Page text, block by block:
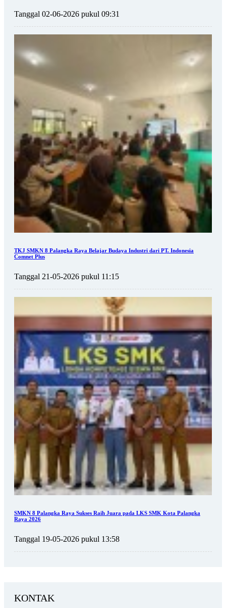
Tanggal 02-06-2026 pukul 09:31
TKJ SMKN 8 Palangka Raya Belajar Budaya Industri dari PT. Indonesia
Comnet Plus
Tanggal 21-05-2026 pukul 11:15
SMKN 8 Palangka Raya Sukses Raih Juara pada LKS SMK Kota Palangka
Raya 2026
Tanggal 19-05-2026 pukul 13:58
KONTAK